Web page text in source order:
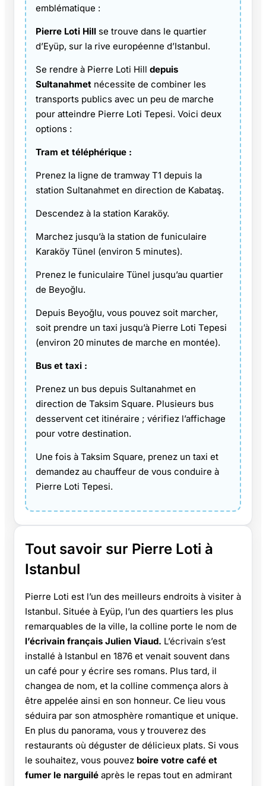
emblématique :
Pierre Loti Hill se trouve dans le quartier
d’Eyüp, sur la rive européenne d’Istanbul.
Se rendre à Pierre Loti Hill depuis
Sultanahmet nécessite de combiner les
transports publics avec un peu de marche
pour atteindre Pierre Loti Tepesi. Voici deux
options :
Tram et téléphérique :
Prenez la ligne de tramway T1 depuis la
station Sultanahmet en direction de Kabataş.
Descendez à la station Karaköy.
Marchez jusqu’à la station de funiculaire
Karaköy Tünel (environ 5 minutes).
Prenez le funiculaire Tünel jusqu’au quartier
de Beyoğlu.
Depuis Beyoğlu, vous pouvez soit marcher,
soit prendre un taxi jusqu’à Pierre Loti Tepesi
(environ 20 minutes de marche en montée).
Bus et taxi :
Prenez un bus depuis Sultanahmet en
direction de Taksim Square. Plusieurs bus
desservent cet itinéraire ; vérifiez l’affichage
pour votre destination.
Une fois à Taksim Square, prenez un taxi et
demandez au chauffeur de vous conduire à
Pierre Loti Tepesi.
Tout savoir sur Pierre Loti à
Istanbul
Pierre Loti est l’un des meilleurs endroits à visiter à
Istanbul. Située à Eyüp, l’un des quartiers les plus
remarquables de la ville, la colline porte le nom de
l’écrivain français Julien Viaud. L’écrivain s’est
installé à Istanbul en 1876 et venait souvent dans
un café pour y écrire ses romans. Plus tard, il
changea de nom, et la colline commença alors à
être appelée ainsi en son honneur. Ce lieu vous
séduira par son atmosphère romantique et unique.
En plus du panorama, vous y trouverez des
restaurants où déguster de délicieux plats. Si vous
le souhaitez, vous pouvez boire votre café et
fumer le narguilé après le repas tout en admirant